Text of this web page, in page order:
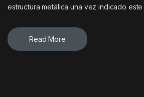
estructura metálica una vez indicado
Read More